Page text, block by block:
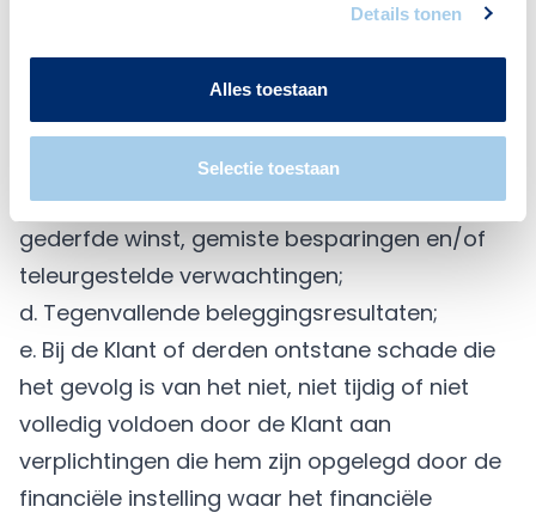
Details tonen
Alles toestaan
Selectie toestaan
computerprogrammatuur, tenzij en voor
zover de leverancier van die
computerprogrammatuur aansprakelijkheid
jegens Hypotheek Visie heeft aanvaard en de
schade aan haar vergoed;
c. Indirecte schade zoals gevolgschade,
gederfde winst, gemiste besparingen en/of
teleurgestelde verwachtingen;
d. Tegenvallende beleggingsresultaten;
e. Bij de Klant of derden ontstane schade die
het gevolg is van het niet, niet tijdig of niet
volledig voldoen door de Klant aan
verplichtingen die hem zijn opgelegd door de
financiële instelling waar het financiële